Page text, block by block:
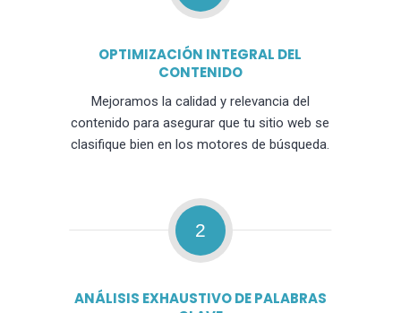
OPTIMIZACIÓN INTEGRAL DEL
CONTENIDO
Mejoramos la calidad y relevancia del
contenido para asegurar que tu sitio web se
clasifique bien en los motores de búsqueda.
2
ANÁLISIS EXHAUSTIVO DE PALABRAS